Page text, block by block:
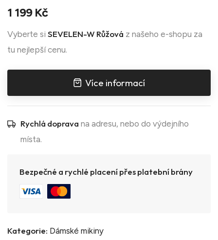
1 199 Kč
Vyberte si SEVELEN-W Růžová z našeho e-shopu za
tu nejlepší cenu.
Více informací
Rychlá doprava na adresu, nebo do výdejního
místa.
Bezpečné a rychlé placení přes platební brány
Kategorie: Dámské mikiny